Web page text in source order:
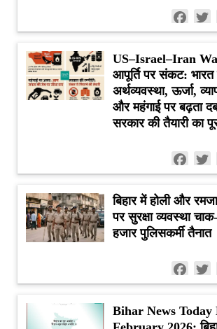
US–Israel–Iran
आपूर्ति पर संकट: भारत
अर्थव्यवस्था, ऊर्जा,
और महंगाई पर बढ़ता
सरकार की तैयारी का
बिहार में होली और
पर सुरक्षा व्यवस्था
हजार पुलिसकर्मी तैनात
Bihar News Today